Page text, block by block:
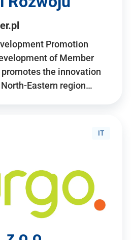
Promotion
of Member
the innovation
Eastern region…
IT